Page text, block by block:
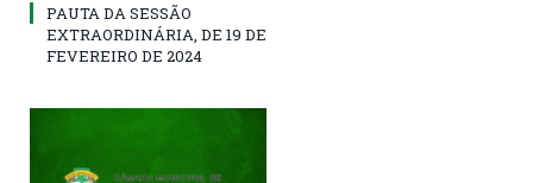
PAUTA DA SESSÃO
EXTRAORDINÁRIA, DE 19 DE
FEVEREIRO DE 2024